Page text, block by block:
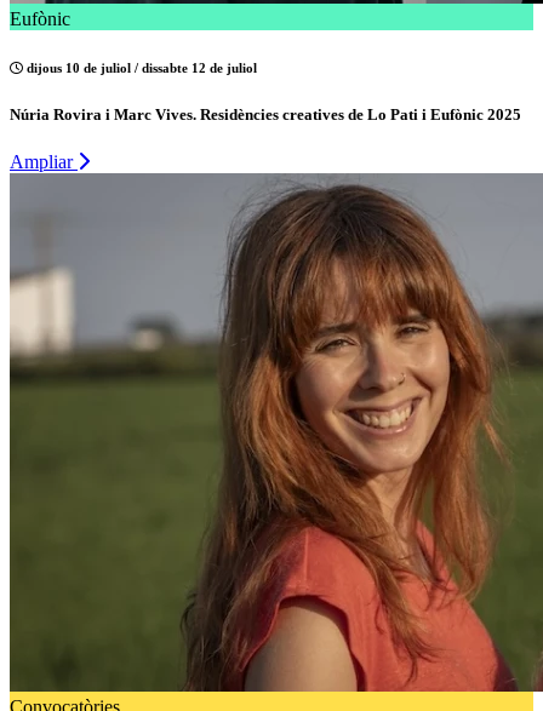
Eufònic
dijous 10 de juliol / dissabte 12 de juliol
Núria Rovira i Marc Vives. Residències creatives de Lo Pati i Eufònic 2025
Ampliar